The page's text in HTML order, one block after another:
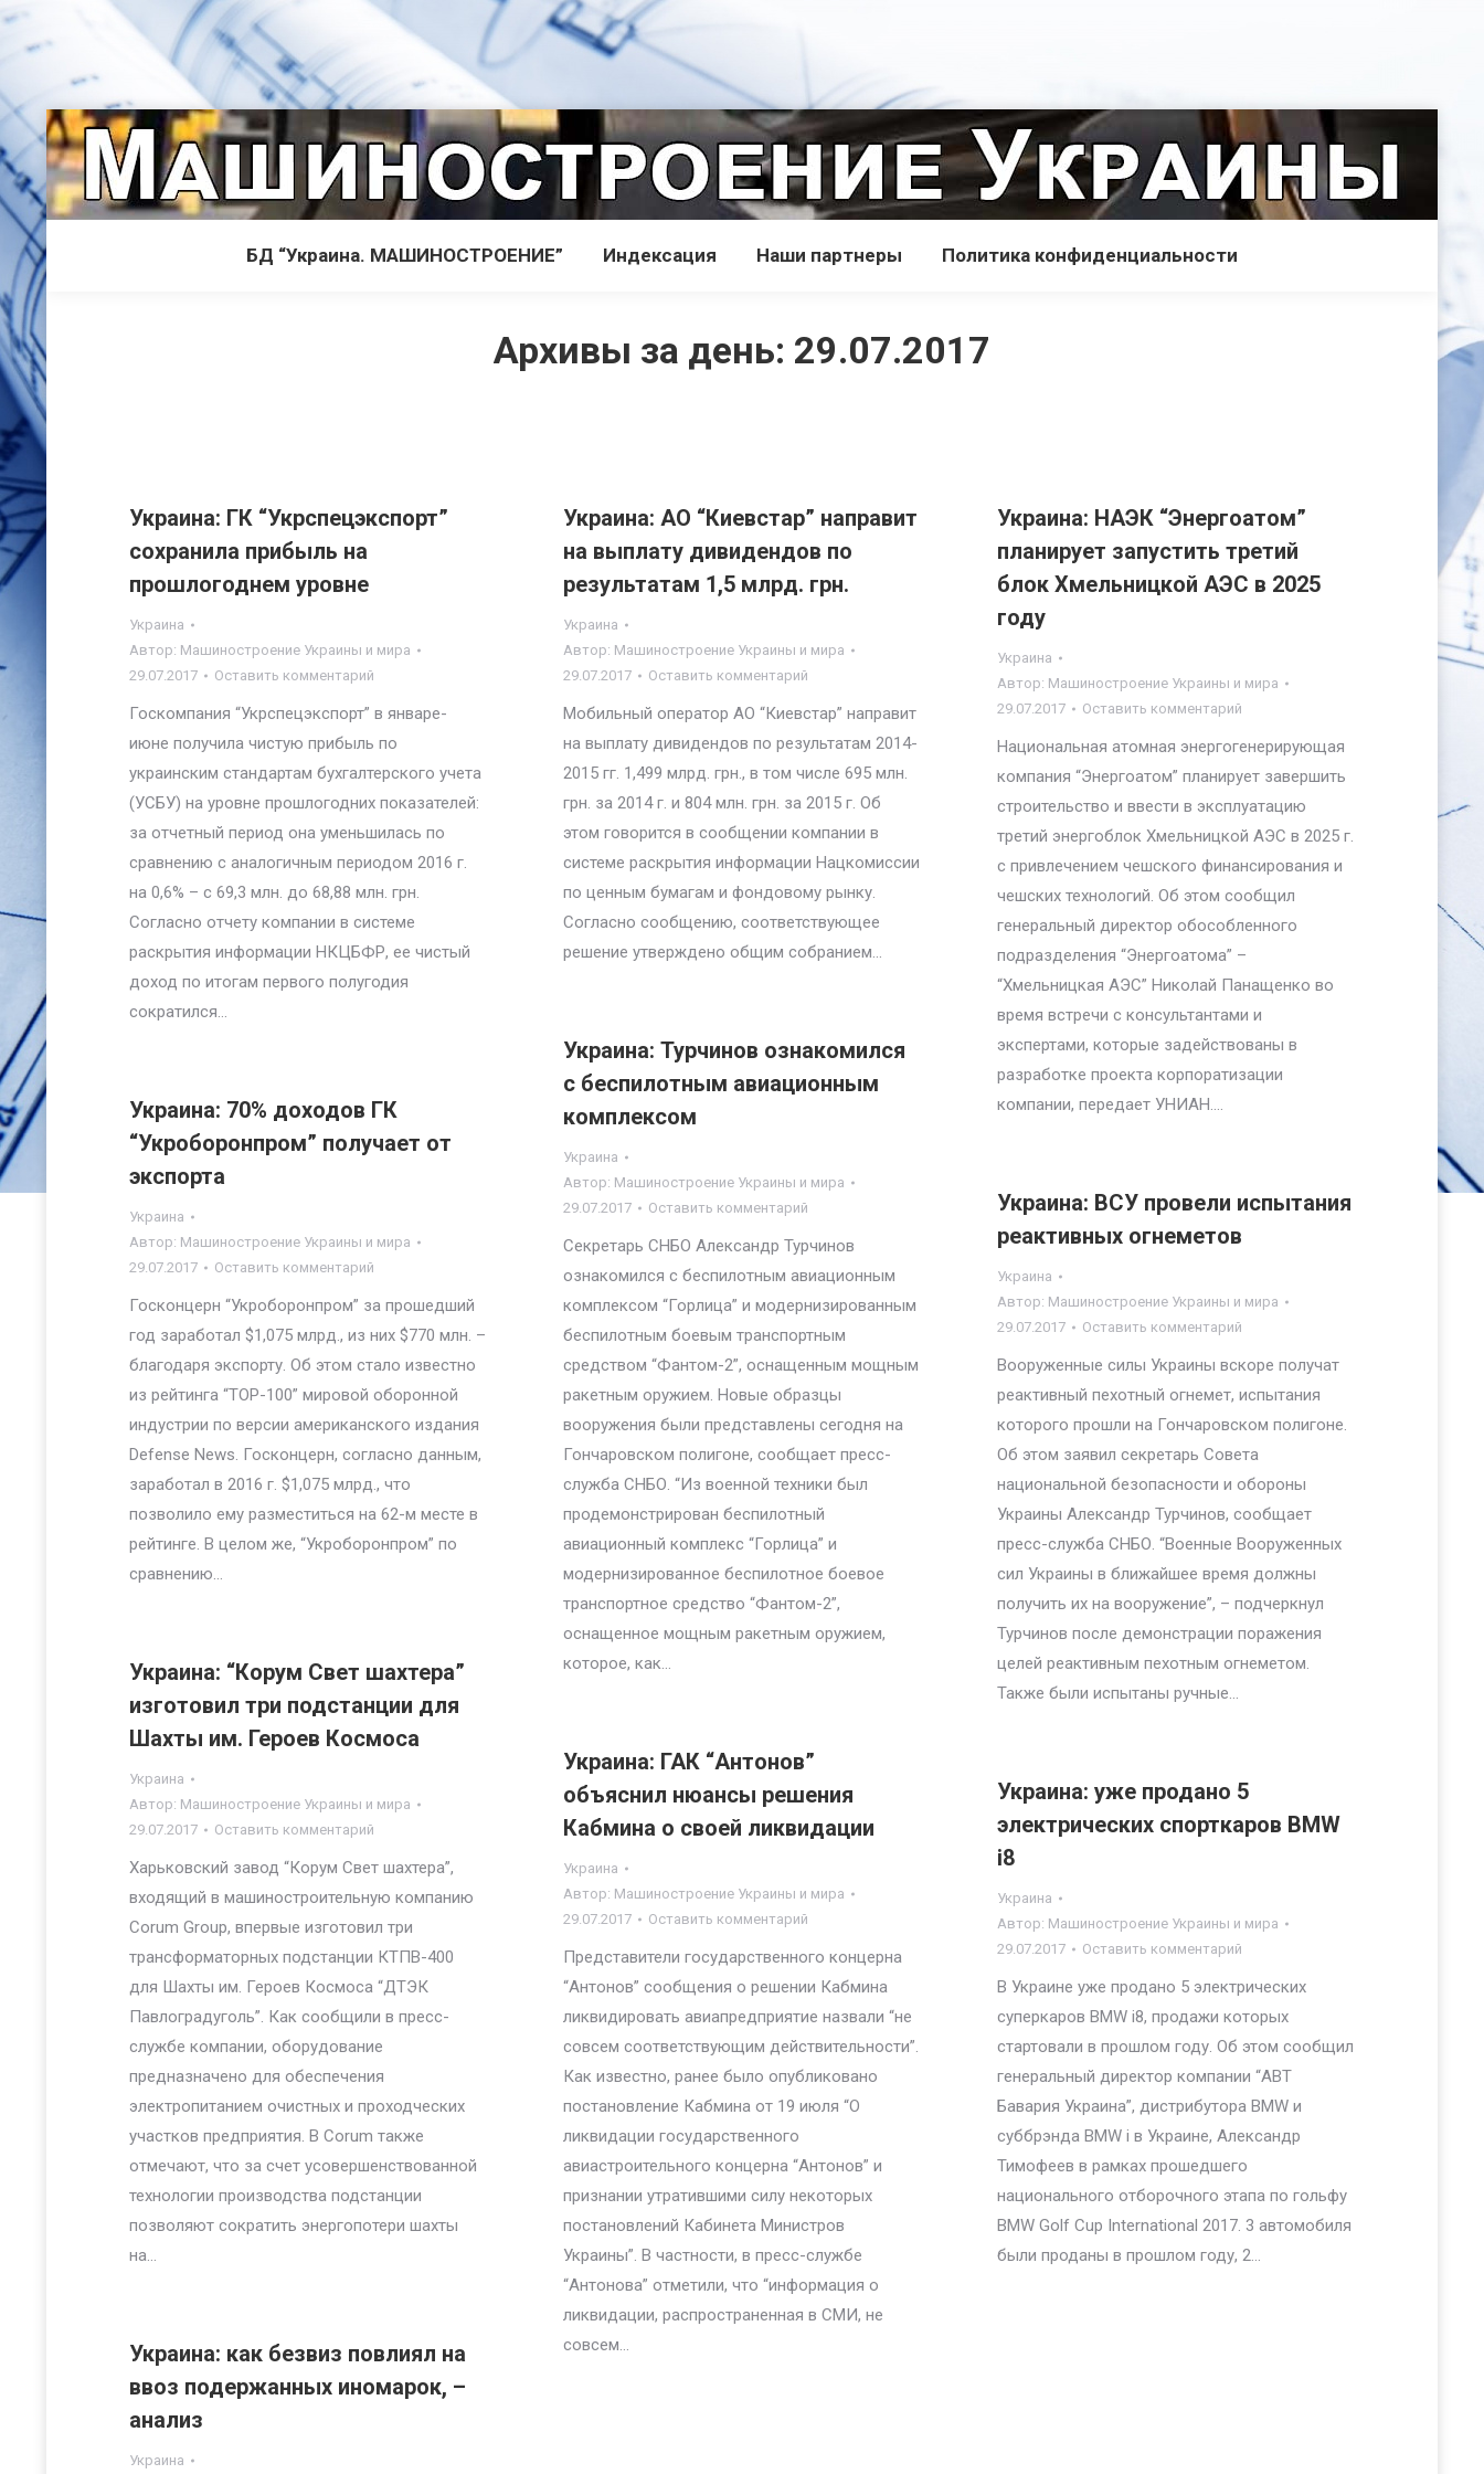
БД “Украина. МАШИНОСТРОЕНИЕ” Индекcация Наши партнеры Политика конфиденциальности
Архивы за день: 29.07.2017
Украина: ГК “Укрспецэкспорт”
сохранила прибыль на
прошлогоднем уровне
Украина
Автор: Машиностроение Украины и мира
29.07.2017
Оставить комментарий
Госкомпания “Укрспецэкспорт” в январе-
июне получила чистую прибыль по
украинским стандартам бухгалтерского учета
(УСБУ) на уровне прошлогодних показателей:
за отчетный период она уменьшилась по
сравнению с аналогичным периодом 2016 г.
на 0,6% – с 69,3 млн. до 68,88 млн. грн.
Согласно отчету компании в системе
раскрытия информации НКЦБФР, ее чистый
доход по итогам первого полугодия
сократился…
Украина: АО “Киевстар” направит
на выплату дивидендов по
результатам 1,5 млрд. грн.
Украина
Автор: Машиностроение Украины и мира
29.07.2017
Оставить комментарий
Мобильный оператор АО “Киевстар” направит
на выплату дивидендов по результатам 2014-
2015 гг. 1,499 млрд. грн., в том числе 695 млн.
грн. за 2014 г. и 804 млн. грн. за 2015 г. Об
этом говорится в сообщении компании в
системе раскрытия информации Нацкомиссии
по ценным бумагам и фондовому рынку.
Согласно сообщению, соответствующее
решение утверждено общим собранием…
Украина: НАЭК “Энергоатом”
планирует запустить третий
блок Хмельницкой АЭС в 2025
году
Украина
Автор: Машиностроение Украины и мира
29.07.2017
Оставить комментарий
Национальная атомная энергогенерирующая
компания “Энергоатом” планирует завершить
строительство и ввести в эксплуатацию
третий энергоблок Хмельницкой АЭС в 2025 г.
с привлечением чешского финансирования и
чешских технологий. Об этом сообщил
генеральный директор обособленного
подразделения “Энергоатома” –
“Хмельницкая АЭС” Николай Панащенко во
время встречи с консультантами и
экспертами, которые задействованы в
разработке проекта корпоратизации
компании, передает УНИАН.…
Украина: Турчинов ознакомился
с беспилотным авиационным
комплексом
Украина
Автор: Машиностроение Украины и мира
29.07.2017
Оставить комментарий
Секретарь СНБО Александр Турчинов
ознакомился с беспилотным авиационным
комплексом “Горлица” и модернизированным
беспилотным боевым транспортным
средством “Фантом-2”, оснащенным мощным
ракетным оружием. Новые образцы
вооружения были представлены сегодня на
Гончаровском полигоне, сообщает пресс-
служба СНБО. “Из военной техники был
продемонстрирован беспилотный
авиационный комплекс “Горлица” и
модернизированное беспилотное боевое
транспортное средство “Фантом-2”,
оснащенное мощным ракетным оружием,
которое, как…
Украина: 70% доходов ГК
“Укроборонпром” получает от
экспорта
Украина
Автор: Машиностроение Украины и мира
29.07.2017
Оставить комментарий
Госконцерн “Укроборонпром” за прошедший
год заработал $1,075 млрд., из них $770 млн. –
благодаря экспорту. Об этом стало известно
из рейтинга “ТОР-100” мировой оборонной
индустрии по версии американского издания
Defense News. Госконцерн, согласно данным,
заработал в 2016 г. $1,075 млрд., что
позволило ему разместиться на 62-м месте в
рейтинге. В целом же, “Укроборонпром” по
сравнению…
Украина: ВСУ провели испытания
реактивных огнеметов
Украина
Автор: Машиностроение Украины и мира
29.07.2017
Оставить комментарий
Вооруженные силы Украины вскоре получат
реактивный пехотный огнемет, испытания
которого прошли на Гончаровском полигоне.
Об этом заявил секретарь Совета
национальной безопасности и обороны
Украины Александр Турчинов, сообщает
пресс-служба СНБО. “Военные Вооруженных
сил Украины в ближайшее время должны
получить их на вооружение”, – подчеркнул
Турчинов после демонстрации поражения
целей реактивным пехотным огнеметом.
Также были испытаны ручные…
Украина: “Корум Свет шахтера”
изготовил три подстанции для
Шахты им. Героев Космоса
Украина
Автор: Машиностроение Украины и мира
29.07.2017
Оставить комментарий
Харьковский завод “Корум Свет шахтера”,
входящий в машиностроительную компанию
Corum Group, впервые изготовил три
трансформаторных подстанции КТПВ-400
для Шахты им. Героев Космоса “ДТЭК
Павлоградуголь”. Как сообщили в пресс-
службе компании, оборудование
предназначено для обеспечения
электропитанием очистных и проходческих
участков предприятия. В Corum также
отмечают, что за счет усовершенствованной
технологии производства подстанции
позволяют сократить энергопотери шахты
на…
Украина: ГАК “Антонов”
объяснил нюансы решения
Кабмина о своей ликвидации
Украина
Автор: Машиностроение Украины и мира
29.07.2017
Оставить комментарий
Представители государственного концерна
“Антонов” сообщения о решении Кабмина
ликвидировать авиапредприятие назвали “не
совсем соответствующим действительности”.
Как известно, ранее было опубликовано
постановление Кабмина от 19 июля “О
ликвидации государственного
авиастроительного концерна “Антонов” и
признании утратившими силу некоторых
постановлений Кабинета Министров
Украины”. В частности, в пресс-службе
“Антонова” отметили, что “информация о
ликвидации, распространенная в СМИ, не
совсем…
Украина: уже продано 5
электрических спорткаров BMW
i8
Украина
Автор: Машиностроение Украины и мира
29.07.2017
Оставить комментарий
В Украине уже продано 5 электрических
суперкаров BMW i8, продажи которых
стартовали в прошлом году. Об этом сообщил
генеральный директор компании “АВТ
Бавария Украина”, дистрибутора BMW и
суббрэнда BMW i в Украине, Александр
Тимофеев в рамках прошедшего
национального отборочного этапа по гольфу
BMW Golf Cup International 2017. 3 автомобиля
были проданы в прошлом году, 2…
Украина: как безвиз повлиял на
ввоз подержанных иномарок, –
анализ
Украина